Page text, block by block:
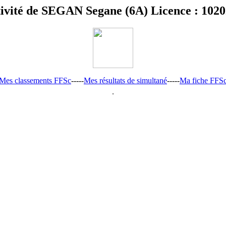
de SEGAN Segane (6A) Licence :
classements FFSc-----Mes résultats de simultané-----Ma fiche